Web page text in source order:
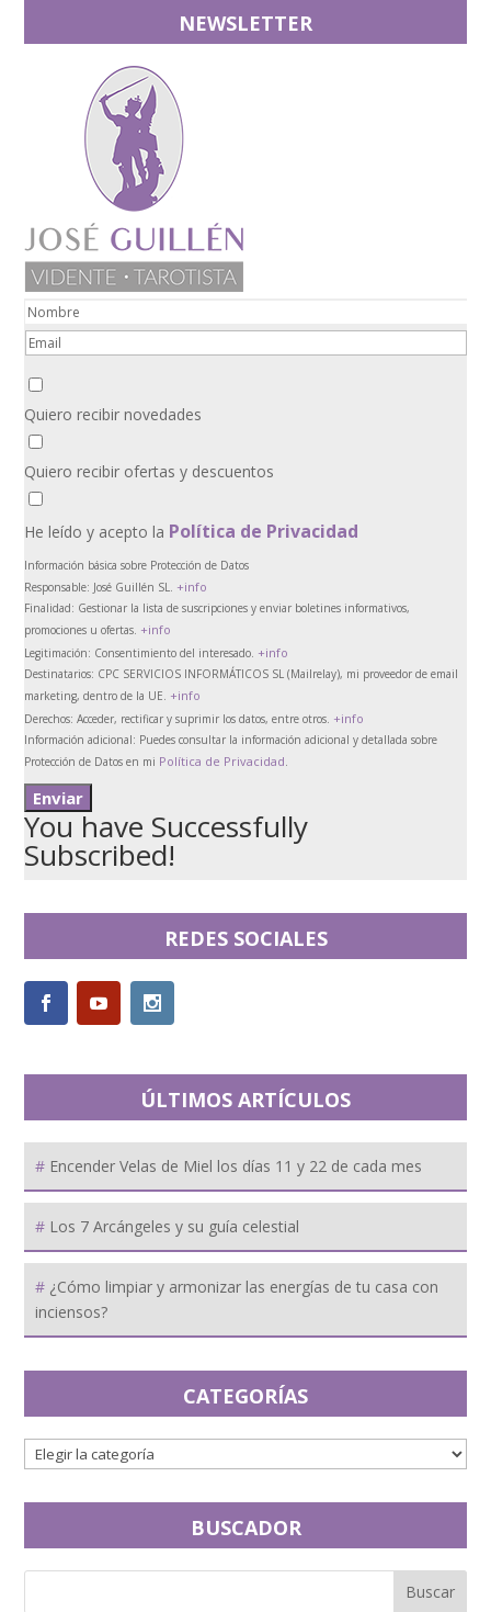
NEWSLETTER
Quiero recibir novedades
Quiero recibir ofertas y descuentos
He leído y acepto la Política de Privacidad
Información básica sobre Protección de Datos
Responsable: José Guillén SL. +info
Finalidad: Gestionar la lista de suscripciones y enviar boletines informativos,
promociones u ofertas. +info
Legitimación: Consentimiento del interesado. +info
Destinatarios: CPC SERVICIOS INFORMÁTICOS SL (Mailrelay), mi proveedor de email
marketing, dentro de la UE. +info
Derechos: Acceder, rectificar y suprimir los datos, entre otros. +info
Información adicional: Puedes consultar la información adicional y detallada sobre
Protección de Datos en mi Política de Privacidad.
You have Successfully
Subscribed!
REDES SOCIALES
ÚLTIMOS ARTÍCULOS
Encender Velas de Miel los días 11 y 22 de cada mes
Los 7 Arcángeles y su guía celestial
¿Cómo limpiar y armonizar las energías de tu casa con
inciensos?
CATEGORÍAS
BUSCADOR